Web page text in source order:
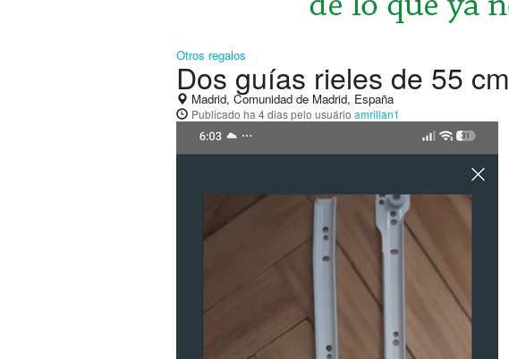
Otros regalos
Dos guías rieles de 55 cm
Madrid, Comunidad de Madrid, España
Publicado ha 4 diaspelo usuário amrillan1